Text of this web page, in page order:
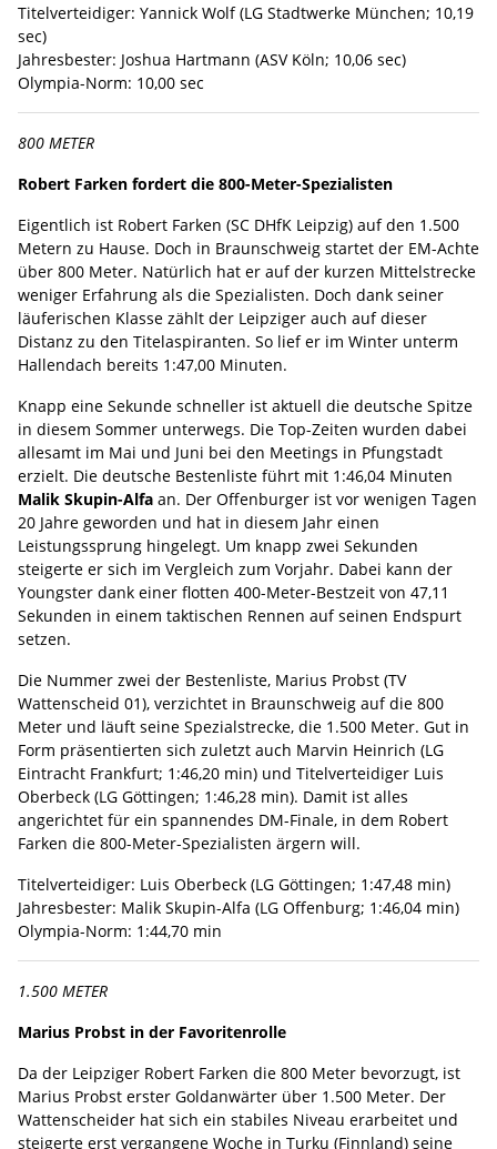
Titelverteidiger: Yannick Wolf (LG Stadtwerke München; 10,19
sec)
Jahresbester: Joshua Hartmann (ASV Köln; 10,06 sec)
Olympia-Norm: 10,00 sec
800 METER
Robert Farken fordert die 800-Meter-Spezialisten
Eigentlich ist Robert Farken (SC DHfK Leipzig) auf den 1.500
Metern zu Hause. Doch in Braunschweig startet der EM-Achte
über 800 Meter. Natürlich hat er auf der kurzen Mittelstrecke
weniger Erfahrung als die Spezialisten. Doch dank seiner
läuferischen Klasse zählt der Leipziger auch auf dieser
Distanz zu den Titelaspiranten. So lief er im Winter unterm
Hallendach bereits 1:47,00 Minuten.
Knapp eine Sekunde schneller ist aktuell die deutsche Spitze
in diesem Sommer unterwegs. Die Top-Zeiten wurden dabei
allesamt im Mai und Juni bei den Meetings in Pfungstadt
erzielt. Die deutsche Bestenliste führt mit 1:46,04 Minuten
Malik Skupin-Alfa an. Der Offenburger ist vor wenigen Tagen
20 Jahre geworden und hat in diesem Jahr einen
Leistungssprung hingelegt. Um knapp zwei Sekunden
steigerte er sich im Vergleich zum Vorjahr. Dabei kann der
Youngster dank einer flotten 400-Meter-Bestzeit von 47,11
Sekunden in einem taktischen Rennen auf seinen Endspurt
setzen.
Die Nummer zwei der Bestenliste, Marius Probst (TV
Wattenscheid 01), verzichtet in Braunschweig auf die 800
Meter und läuft seine Spezialstrecke, die 1.500 Meter. Gut in
Form präsentierten sich zuletzt auch Marvin Heinrich (LG
Eintracht Frankfurt; 1:46,20 min) und Titelverteidiger Luis
Oberbeck (LG Göttingen; 1:46,28 min). Damit ist alles
angerichtet für ein spannendes DM-Finale, in dem Robert
Farken die 800-Meter-Spezialisten ärgern will.
Titelverteidiger: Luis Oberbeck (LG Göttingen; 1:47,48 min)
Jahresbester: Malik Skupin-Alfa (LG Offenburg; 1:46,04 min)
Olympia-Norm: 1:44,70 min
1.500 METER
Marius Probst in der Favoritenrolle
Da der Leipziger Robert Farken die 800 Meter bevorzugt, ist
Marius Probst erster Goldanwärter über 1.500 Meter. Der
Wattenscheider hat sich ein stabiles Niveau erarbeitet und
steigerte erst vergangene Woche in Turku (Finnland) seine